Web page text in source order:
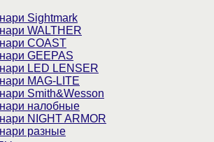
Sightmark
WALTHER
COAST
GEEPAS
LED LENSER
MAG-LITE
Smith&Wesson
налобные
NIGHT ARMOR
разные